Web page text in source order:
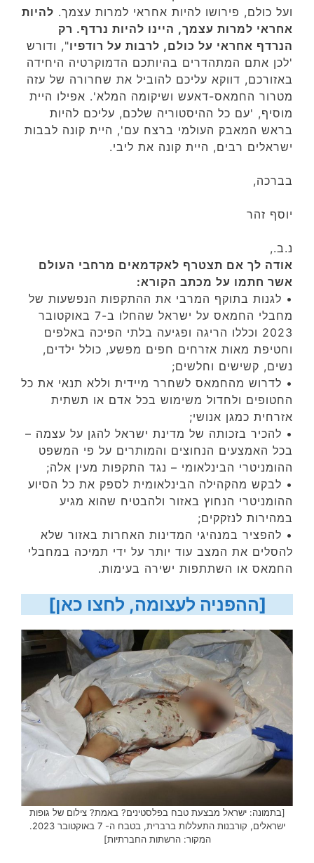
ועל כולם, פירושו להיות אחראי למרות עצמך. להיות
אחראי למרות עצמך, היינו להיות נרדף. רק
הנרדף אחראי על כולם, לרבות על רודפיו", ודורש
'לכן אתם המתהדרים בהיותכם הדמוקרטיה היחידה
באזורכם, דווקא עליכם להוביל את שחרורה של עזה
מטרור החמאס-דאעש ושיקומה המלא'. אפילו היית
מוסיף, 'עם כל ההיסטוריה שלכם, עליכם להיות
בראש המאבק העולמי ברצח עם', היית קונה לבבות
ישראלים רבים, היית קונה את ליבי.
בברכה,
יוסף זהר
נ.ב.,
אודה לך אם תצטרף לאקדמאים מרחבי העולם
אשר חתמו על מכתב הקורא:
• לגנות בתוקף המרבי את ההתקפות הנפשעות של
מחבלי החמאס על ישראל שהחלו ב-7 באוקטובר
2023 וכללו הריגה ופגיעה בלתי הפיכה באלפים
וחטיפת מאות אזרחים חפים מפשע, כולל ילדים,
נשים, קשישים וחלשים;
• לדרוש מהחמאס לשחרר מיידית וללא תנאי את כל
החטופים ולחדול משימוש בכל אדם או תשתית
אזרחית כמגן אנושי;
• להכיר בזכותה של מדינת ישראל להגן על עצמה –
בכל האמצעים הנחוצים והמותרים על פי המשפט
ההומניטרי הבינלאומי – נגד התקפות מעין אלה;
• לבקש מהקהילה הבינלאומית לספק את כל הסיוע
ההומניטרי הנחוץ באזור ולהבטיח שהוא מגיע
במהירות לנזקקים;
• להפציר במנהיגי המדינות האחרות באזור שלא
להסלים את המצב עוד יותר על ידי תמיכה במחבלי
החמאס או השתתפות ישירה בעימות.
[ההפניה לעצומה, לחצו כאן]
[בתמונה: ישראל מבצעת טבח בפלסטינים? באמת? צילום של גופות
ישראלים, קורבנות התעללות ברברית, בטבח ה- 7 באוקטובר 2023.
המקור: הרשתות החברתיות]